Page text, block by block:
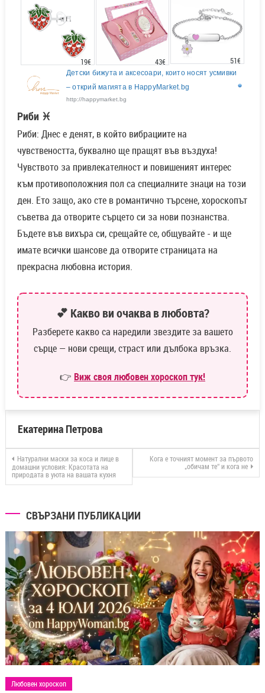
19€ 43€ 51€
Детски бижута и аксесоари, които носят усмивки
– открий магията в HappyMarket.bg
http://happymarket.bg
Риби ♓
Риби: Днес е денят, в който вибрациите на
чувствеността, буквално ще пращят във въздуха!
Чувството за привлекателност и повишеният интерес
към противоположния пол са специалните знаци на този
ден. Ето защо, ако сте в романтично търсене, хороскопът
съветва да отворите сърцето си за нови познанства.
Бъдете във вихъра си, срещайте се, общувайте - и ще
имате всички шансове да отворите страницата на
прекрасна любовна история.
💕 Какво ви очаква в любовта?
Разберете какво са наредили звездите за вашето
сърце — нови срещи, страст или дълбока връзка.
👉 Виж своя любовен хороскоп тук!
Екатерина Петрова
Натурални маски за коса и лице в
домашни условия: Красотата на
природата в уюта на вашата кухня
Кога е точният момент за първото
„обичам те“ и кога не
СВЪРЗАНИ ПУБЛИКАЦИИ
Любовен хороскоп